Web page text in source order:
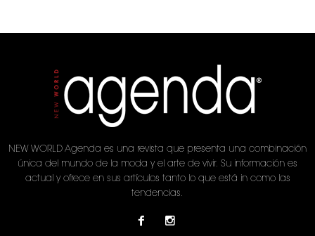
NEW WORLD Agenda es una revista que presenta una combinación
única del mundo de la moda y el arte de vivir. Su información es
actual y ofrece en sus artículos tanto lo que está in como las
tendencias.